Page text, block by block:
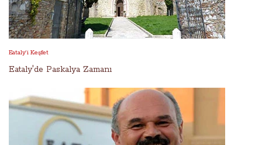
Eataly’i Keşfet
Eataly'de Paskalya Zamanı